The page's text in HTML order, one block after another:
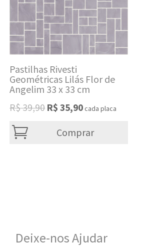
Pastilhas Rivesti
Geométricas Lilás Flor de
Angelim 33 x 33 cm
R$39,90 Original
was:
R$ 39,90.
R$ 35,90Current
R$ 35,90.
cada placa
Comprar
Deixe-nos Ajudar